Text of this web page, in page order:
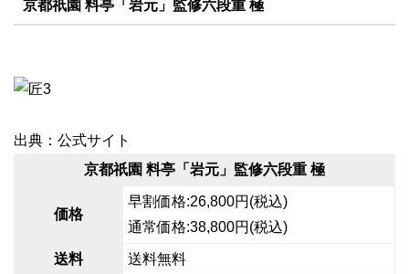
京都祇園 料亭「岩元」監修六段重 極
出典：公式サイト
京都祇園 料亭「岩元」監修六段重 極
価格
早割価格:26,800円(税込)
通常価格:38,800円(税込)
送料 送料無料